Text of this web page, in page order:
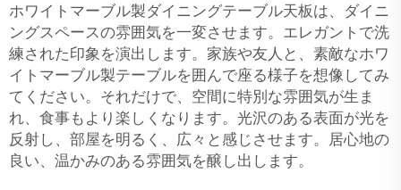
ホワイトマーブル製ダイニングテーブル天板は、ダイニ
ングスペースの雰囲気を一変させます。エレガントで洗
練された印象を演出します。家族や友人と、素敵なホワ
イトマーブル製テーブルを囲んで座る様子を想像してみ
てください。それだけで、空間に特別な雰囲気が生ま
れ、食事もより楽しくなります。光沢のある表面が光を
反射し、部屋を明るく、広々と感じさせます。居心地の
良い、温かみのある雰囲気を醸し出します。